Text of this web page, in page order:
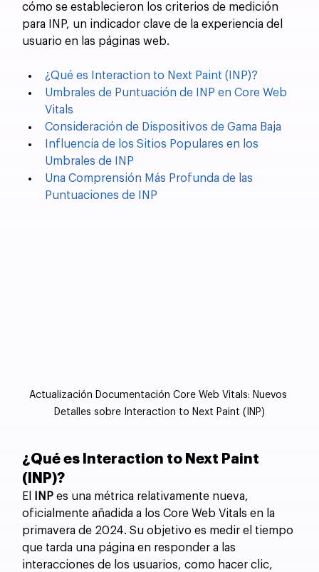
cómo se establecieron los criterios de medición
para INP, un indicador clave de la experiencia del
usuario en las páginas web.
¿Qué es Interaction to Next Paint (INP)?
Umbrales de Puntuación de INP en Core Web
Vitals
Consideración de Dispositivos de Gama Baja
Influencia de los Sitios Populares en los
Umbrales de INP
Una Comprensión Más Profunda de las
Puntuaciones de INP
Actualización Documentación Core Web Vitals: Nuevos
Detalles sobre Interaction to Next Paint (INP)
¿Qué es Interaction to Next Paint
(INP)?
El INP es una métrica relativamente nueva,
oficialmente añadida a los Core Web Vitals en la
primavera de 2024. Su objetivo es medir el tiempo
que tarda una página en responder a las
interacciones de los usuarios, como hacer clic,